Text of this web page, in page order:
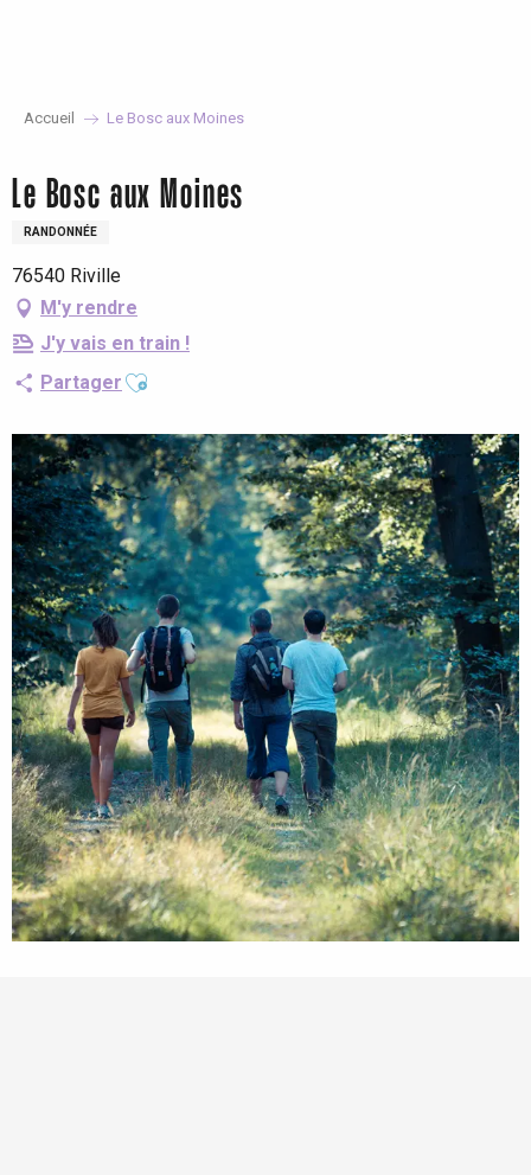
Accueil Le Bosc aux Moines
Le Bosc aux Moines
RANDONNÉE
76540 Riville
M'y rendre
J'y vais en train !
Partager Ajouter aux favoris